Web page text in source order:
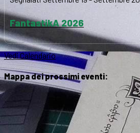
FantastikA 2026
Vedi Calendario
Mappa dei prossimi eventi: